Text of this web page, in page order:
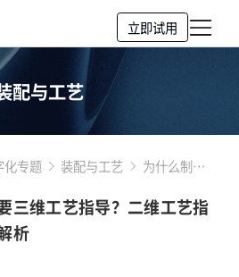
立即试用
配与工艺
化专题 装配与工艺
为什么制造
维工艺指
三维工艺指导？二维工艺指
析